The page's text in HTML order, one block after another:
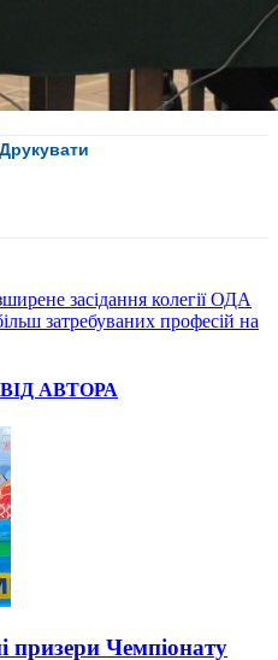
Друкувати
засідання колегії ОДА
затребуваних професій на
АВТОРА
призери Чемпіонату